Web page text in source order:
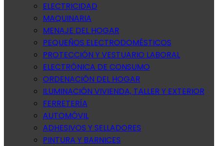
ELECTRICIDAD
MAQUINARIA
MENAJE DEL HOGAR
PEQUEÑOS ELECTRODOMÉSTICOS
PROTECCIÓN Y VESTUARIO LABORAL
ELECTRÓNICA DE CONSUMO
ORDENACIÓN DEL HOGAR
ILUMINACIÓN VIVIENDA, TALLER Y EXTERIOR
FERRETERÍA
AUTOMÓVIL
ADHESIVOS Y SELLADORES
PINTURA Y BARNICES